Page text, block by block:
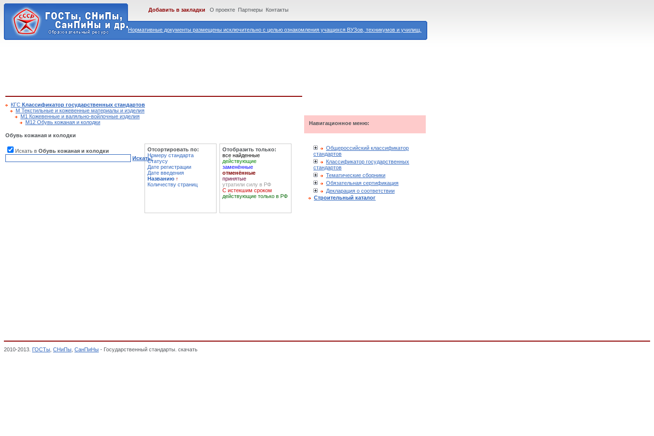
Нормативные документы размещены исключительно с целью ознакомления учащихся ВУЗов, техникумов и училищ.
Добавить в закладки О проекте Партнеры Контакты
КГС Классификатор государственных стандартов
М Текстильные и кожевенные материалы и изделия
М1 Кожевенные и валяльно-войлочные изделия
М12 Обувь кожаная и колодки
Обувь кожаная и колодки
Искать в Обувь кожаная и колодки
Искать!
Отсортировать по:
Номеру стандарта
Статусу
Дате регистрации
Дате введения
Названию ↑
Количеству страниц
Отобразить только:
все найденные
действующие
заменённые
отменённые
принятые
утратили силу в РФ
С истекшим сроком
действующие только в РФ
Навигационное меню:
Общероссийский классификатор
стандартов
Классификатор государственных
стандартов
Тематические сборники
Обязательная сертификация
Декларация о соответствии
Строительный каталог
2010-2013. ГОСТы СНиПы СанПиНы - Государственный стандарты. скачать